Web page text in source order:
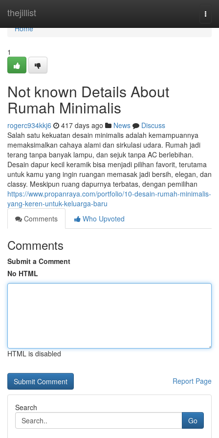
thejillist
Home
Home
1
Not known Details About
Rumah Minimalis
rogerc934kkj6 417 days ago News
Discuss
Salah satu kekuatan desain minimalis adalah kemampuannya
memaksimalkan cahaya alami dan sirkulasi udara. Rumah jadi
terang tanpa banyak lampu, dan sejuk tanpa AC berlebihan.
Desain dapur kecil keramik bisa menjadi pilihan favorit, terutama
untuk kamu yang ingin ruangan memasak jadi bersih, elegan, dan
classy. Meskipun ruang dapurnya terbatas, dengan pemilihan
https://www.propanraya.com/portfolio/10-desain-rumah-minimalis-
yang-keren-untuk-keluarga-baru
Comments
Who Upvoted
Comments
Submit a Comment
No HTML
HTML is disabled
Report Page
Search
Go